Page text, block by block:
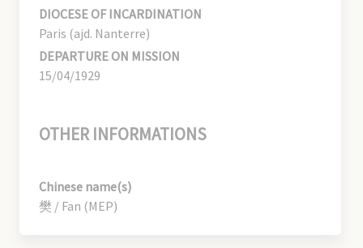
DIOCESE OF INCARDINATION
Paris (ajd. Nanterre)
DEPARTURE ON MISSION
15/04/1929
OTHER INFORMATIONS
Chinese name(s)
樊 / Fan (MEP)